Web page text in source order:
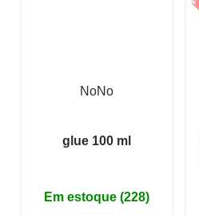
NoNo
glue 100 ml
Em estoque (228)